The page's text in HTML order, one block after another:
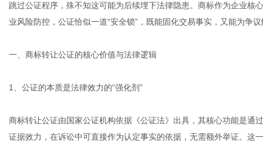
跳过公证程序，殊不知这可能为后续埋下法律隐患。商标作为企业核
业风险防控，公证恰似一道“安全锁”，既能固化交易事实，又能为争
一、商标转让公证的核心价值与法律逻辑
1、公证的本质是法律效力的“强化剂”
商标转让公证由国家公证机构依据《公证法》出具，其核心功能是通
证据效力，在诉讼中可直接作为认定事实的依据，无需额外举证。这